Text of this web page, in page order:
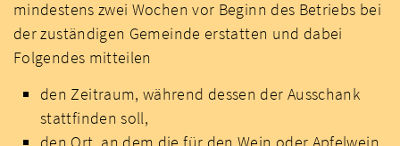
mindestens zwei Wochen vor Beginn des Betriebs bei
der zuständigen Gemeinde erstatten und dabei
Folgendes mitteilen
den Zeitraum, während dessen der Ausschank
stattfinden soll,
den Ort, an dem die für den Wein oder Apfelwein